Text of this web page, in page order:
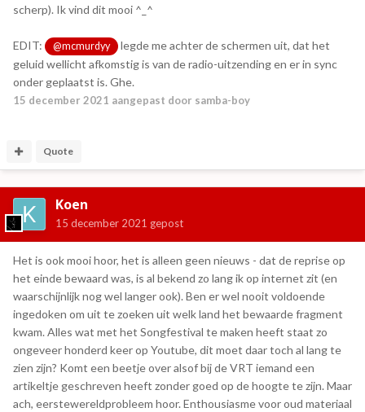
scherp). Ik vind dit mooi ^_^
EDIT: @mcmurdyy
legde me achter de schermen uit, dat het
geluid wellicht afkomstig is van de radio-uitzending en er in sync
onder geplaatst is. Ghe.
15 december 2021 aangepast door samba-boy
Quote
Koen
15 december 2021 gepost
Het is ook mooi hoor, het is alleen geen nieuws - dat de reprise op
het einde bewaard was, is al bekend zo lang ik op internet zit (en
waarschijnlijk nog wel langer ook). Ben er wel nooit voldoende
ingedoken om uit te zoeken uit welk land het bewaarde fragment
kwam. Alles wat met het Songfestival te maken heeft staat zo
ongeveer honderd keer op Youtube, dit moet daar toch al lang te
zien zijn? Komt een beetje over alsof bij de VRT iemand een
artikeltje geschreven heeft zonder goed op de hoogte te zijn. Maar
ach, eerstewereldprobleem hoor. Enthousiasme voor oud materiaal